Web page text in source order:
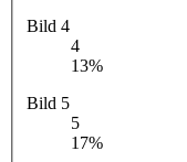
Bild 4
4
13%
Bild 5
5
17%